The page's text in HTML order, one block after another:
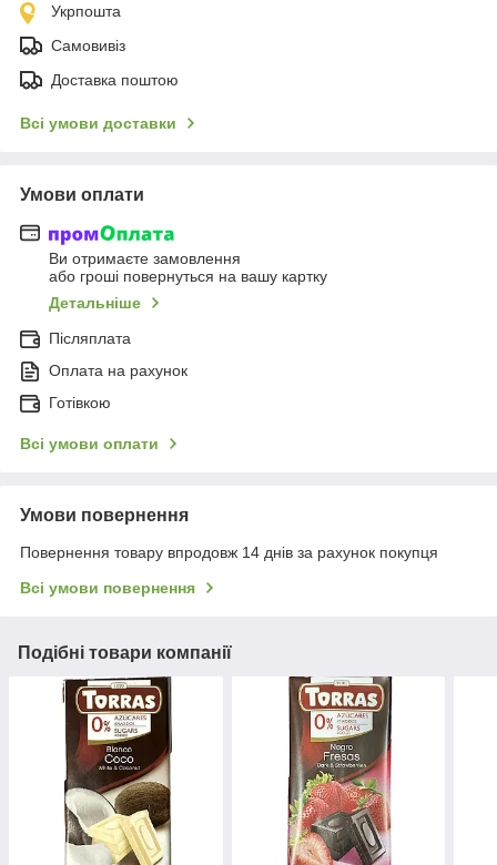
Укрпошта
Самовивіз
Доставка поштою
Всі умови доставки
Умови оплати
Ви отримаєте замовлення
або гроші повернуться на вашу картку
Детальніше
Післяплата
Оплата на рахунок
Готівкою
Всі умови оплати
Умови повернення
Повернення товару впродовж 14 днів за рахунок покупця
Всі умови повернення
Подібні товари компанії